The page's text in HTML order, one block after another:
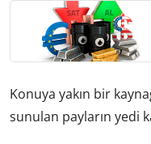
Konuya yakın bir
sunulan payların yedi